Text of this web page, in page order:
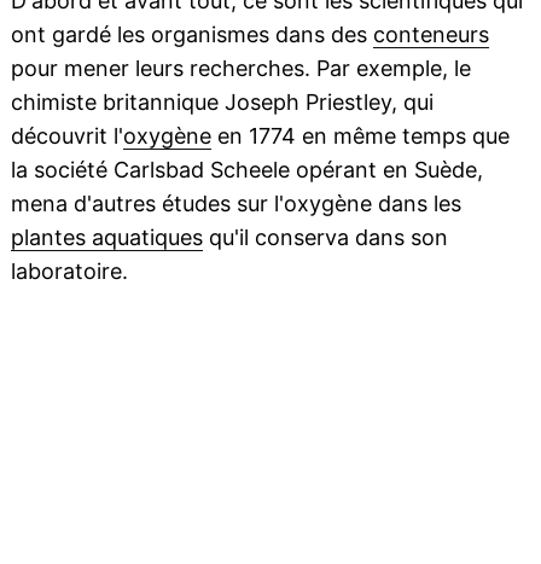
ont gardé les organismes dans des conteneurs
pour mener leurs recherches. Par exemple, le
chimiste britannique Joseph Priestley, qui
découvrit l'oxygèneen 1774 en même temps que
la société Carlsbad Scheele opérant en Suède,
mena d'autres études sur l'oxygène dans les
plantes aquatiquesqu'il conserva dans son
laboratoire.